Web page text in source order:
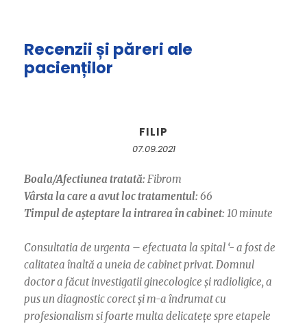
Recenzii și păreri ale
pacienților
FILIP
07.09.2021
Boala/Afectiunea tratată: Fibrom
Vârsta la care a avut loc tratamentul: 66
Timpul de așteptare la intrarea în cabinet: 10 minute
Consultatia de urgenta – efectuata la spital ‘- a fost de
calitatea înaltă a uneia de cabinet privat. Domnul
doctor a făcut investigatii ginecologice și radioligice, a
pus un diagnostic corect și m-a îndrumat cu
profesionalism si foarte multa delicatețe spre etapele